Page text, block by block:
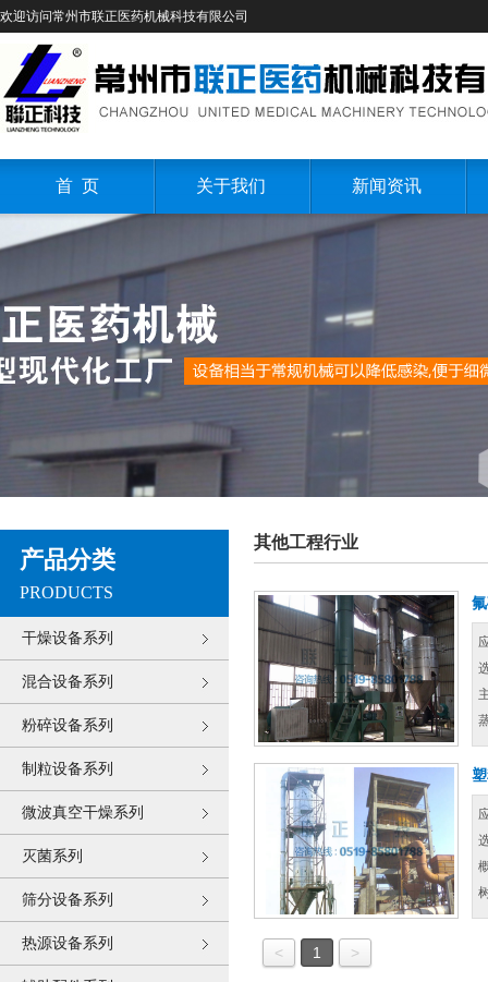
欢迎访问常州市联正医药机械科技有限公司
首 页 关于我们 新闻资讯
产品分类
PRODUCTS
干燥设备系列
混合设备系列
粉碎设备系列
制粒设备系列
微波真空干燥系列
灭菌系列
筛分设备系列
热源设备系列
其他工程行业
< 1 >